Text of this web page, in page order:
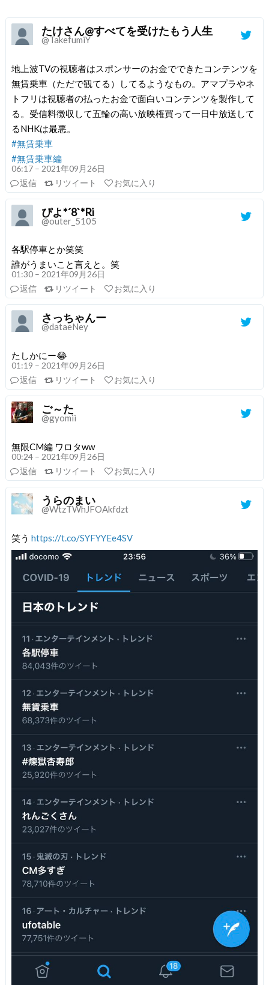
たけさん@すべてを受けたもう人生
@TakefumiY
地上波TVの視聴者はスポンサーのお金でできたコンテンツを
無賃乗車（ただで観てる）してるようなもの。アマプラやネ
トフリは視聴者の払ったお金で面白いコンテンツを製作して
る。受信料徴収して五輪の高い放映権買って一日中放送して
るNHKは最悪。
#無賃乗車
#無賃乗車編
06:17 – 2021年09月26日
返信
リツイート お気に入り
ぴよ*´8`*Ri
@outer_5105
各駅停車とか笑笑
誰がうまいこと言えと。笑
01:30 – 2021年09月26日
返信
リツイート お気に入り
さっちゃんー
@dataeNey
たしかにー😂
01:19 – 2021年09月26日
返信
リツイート お気に入り
ご～た
@gyomii
無限CM編 ワロタww
00:24 – 2021年09月26日
返信
リツイート お気に入り
うらのまい
@WtzTWhJFOAkfdzt
笑う https://t.co/SYFYYEe4SV